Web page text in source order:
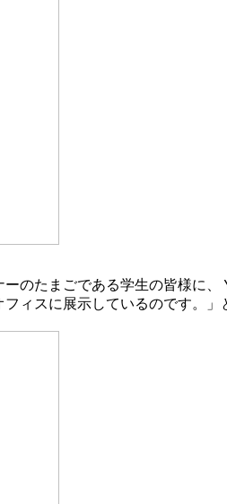
のたまごである学生の皆様に、
ィスに展示しているのです。」